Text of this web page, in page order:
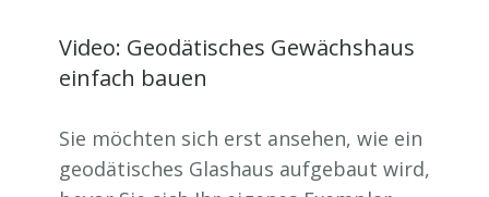
Video: Geodätisches Gewächshaus
einfach bauen
Sie möchten sich erst ansehen, wie ein
geodätisches Glashaus aufgebaut wird,